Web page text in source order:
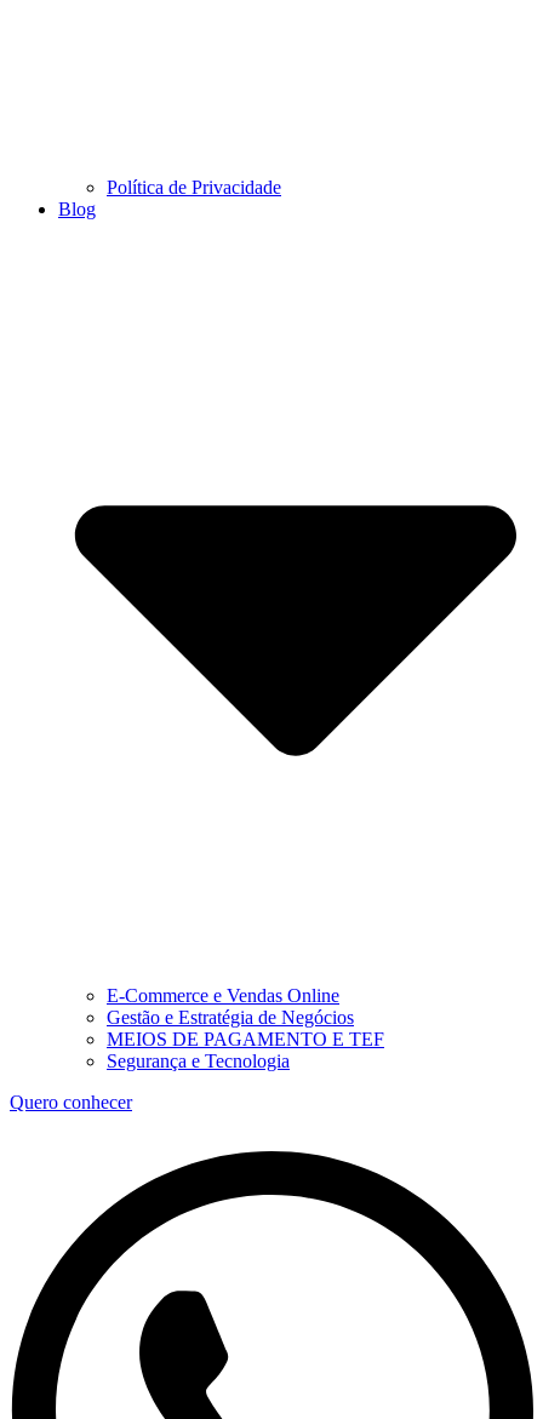
Política de Privacidade
Blog
E-Commerce e Vendas Online
Gestão e Estratégia de Negócios
MEIOS DE PAGAMENTO E TEF
Segurança e Tecnologia
Quero conhecer